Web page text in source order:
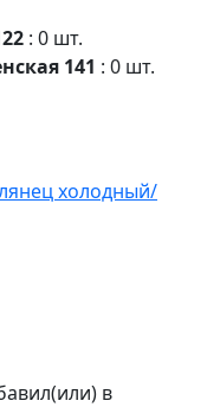
: 0 шт.
141 : 0 шт.
в